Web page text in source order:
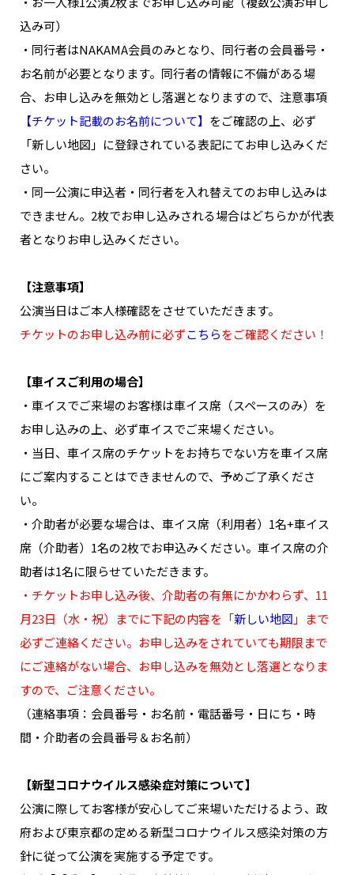
込み可）
・同行者はNAKAMA会員のみとなり、同行者の会員番号・
お名前が必要となります。同行者の情報に不備がある場
合、お申し込みを無効とし落選となりますので、注意事項
【チケット記載のお名前について】 をご確認の上、必ず
「新しい地図」に登録されている表記にてお申し込みくだ
さい。
・同一公演に申込者・同行者を入れ替えてのお申し込みは
できません。2枚でお申し込みされる場合はどちらかが代表
者となりお申し込みください。
【注意事項】
公演当日はご本人様確認をさせていただきます。
チケットのお申し込み前に必ずこちらをご確認ください！
【車イスご利用の場合】
・車イスでご来場のお客様は車イス席（スペースのみ）を
お申し込みの上、必ず車イスでご来場ください。
・当日、車イス席のチケットをお持ちでない方を車イス席
にご案内することはできませんので、予めご了承くださ
い。
・介助者が必要な場合は、車イス席（利用者）1名+車イス
席（介助者）1名の2枚でお申込みください。車イス席の介
助者は1名に限らせていただきます。
・チケットお申し込み後、介助者の有無にかかわらず、11
月23日（水・祝）までに下記の内容を「新しい地図 」まで
必ずご連絡ください。お申し込みをされていても期限まで
にご連絡がない場合、お申し込みを無効とし落選となりま
すので、ご注意ください。
（連絡事項：会員番号・お名前・電話番号・日にち・時
間・介助者の会員番号＆お名前）
【新型コロナウイルス感染症対策について】
公演に際してお客様が安心してご来場いただけるよう、政
府および東京都の定める新型コロナウイルス感染対策の方
針に従って公演を実施する予定です。